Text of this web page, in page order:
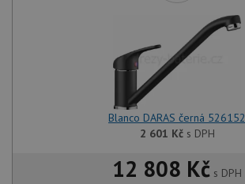
Blanco DARAS černá 526152
2 601 Kčs DPH
12 808 Kč s DPH